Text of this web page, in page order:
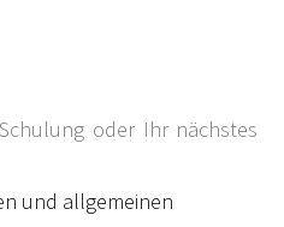
oder Ihr nächstes
und allgemeinen